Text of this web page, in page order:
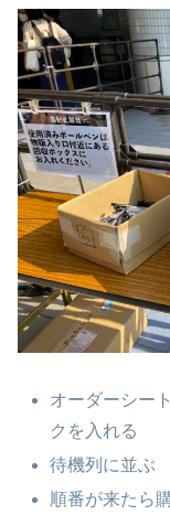
オーダーシー
クを入れる
待機列に並ぶ
順番が来たら